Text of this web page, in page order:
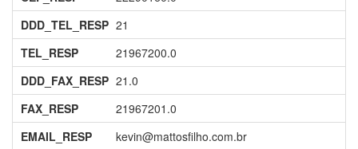
DDD_TEL_RESP 21
TEL_RESP
21967200.0
DDD_FAX_RESP 21.0
FAX_RESP
21967201.0
EMAIL_RESP
kevin@mattosfilho.com.br